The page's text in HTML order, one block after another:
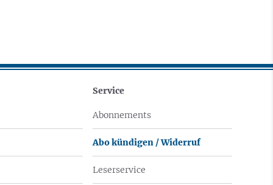
Service
Abonnements
Abo kündigen / Widerruf
Leserservice